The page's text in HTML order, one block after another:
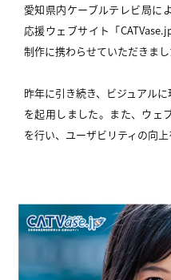
愛知県内ケーブルテレビ局に
応援ウェブサイト「
制作に携わらせていただきまし
昨年に引き続き、ビジュアル
を起用しました。また、ウェ
を行い、ユーザビリティの向上